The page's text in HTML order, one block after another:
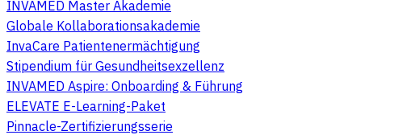
INVAMED Master Akademie
Globale Kollaborationsakademie
InvaCare Patientenermächtigung
Stipendium für Gesundheitsexzellenz
INVAMED Aspire: Onboarding & Führung
ELEVATE E-Learning-Paket
Pinnacle-Zertifizierungsserie